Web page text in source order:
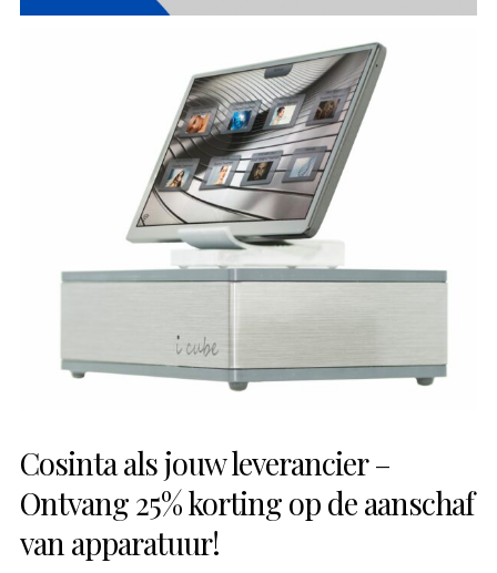
Cosinta als jouw leverancier –
Ontvang 25% korting op de aanschaf
van apparatuur!